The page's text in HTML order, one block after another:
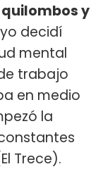
y
decidí
mental
trabajo
en medio
la
Trece).